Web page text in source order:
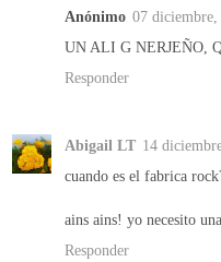
Anónimo 07 diciembre,
UN ALI G NERJEÑO,
Responder
Abigail LT 14
cuando es el fabrica
ains ains! yo necesito
Responder